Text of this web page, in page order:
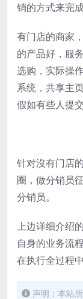
销的方式来完
有门店的商家
的产品好，服
选购，实际操
系统，共享主
假如有些人提
针对沒有门店
圈，做分销员
分销员。
上边详细介绍
自身的业务流
在执行全过程
声明：本站